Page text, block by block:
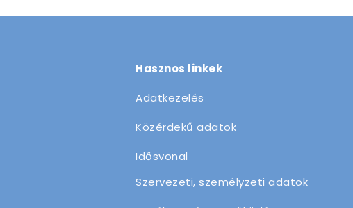
Hasznos linkek
Adatkezelés
Közérdekű adatok
Idősvonal
Szervezeti, személyzeti adatok